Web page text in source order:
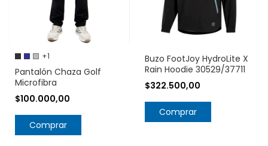
+1
Pantalón Chaza Golf
Microfibra
$100.000,00
Comprar
Buzo FootJoy HydroLite X
Rain Hoodie 30529/37711
$322.500,00
Comprar